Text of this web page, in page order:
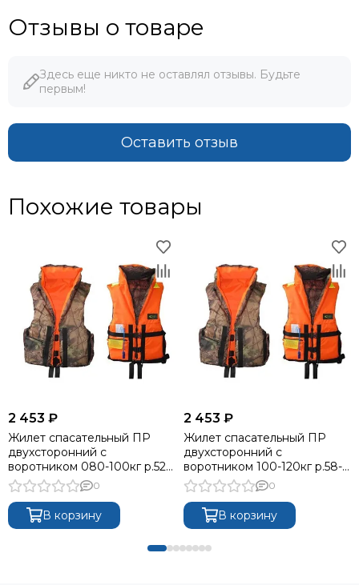
Отзывы о товаре
Здесь еще никто не оставлял отзывы. Будьте
первым!
Оставить отзыв
Похожие товары
2 453 ₽
Жилет спасательный ПР
двухсторонний с
воротником 080-100кг р.52-
56
0
В корзину
2 453 ₽
Жилет спасательный ПР
двухсторонний с
воротником 100-120кг р.58-
64
0
В корзину